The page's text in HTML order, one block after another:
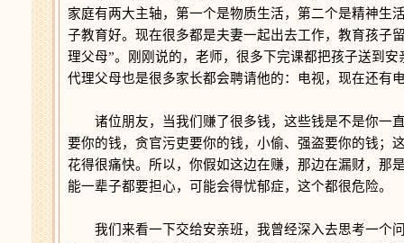
家庭有两大主轴，第一个是物质生活，第二个是精神生
子教育好。现在很多都是夫妻一起出去工作，教育孩子
理父母”。刚刚说的，老师，很多下完课都把孩子送到
代理父母也是很多家长都会聘请他的：电视，现在还有
诸位朋友，当我们赚了很多钱，这些钱是不是你一
要你的钱，贪官污吏要你的钱，小偷、强盗要你的钱；
花得很痛快。所以，你假如这边在赚，那边在漏财，那
能一辈子都要担心，可能会得忧郁症，这个都很危险。
我们来看一下交给安亲班，我曾经深入去思考一个